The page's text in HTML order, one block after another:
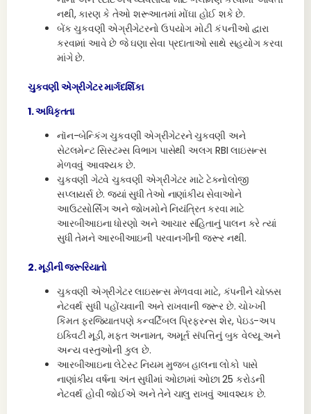
નથી, કારણ કે તેઓ શરૂઆતમાં મોંઘા હોઈ શકે છે.
બેંક ચુકવણી એગ્રીગેટરનો ઉપયોગ મોટી કંપનીઓ દ્વારા
કરવામાં આવે છે જે ઘણા સેવા પ્રદાતાઓ સાથે સહયોગ કરવા
માંગે છે.
ચુકવણી એગ્રીગેટર માર્ગદર્શિકા
1.અધિકૃતતા
નૉન-બેન્કિંગ ચુકવણી એગ્રીગેટરને ચુકવણી અને
સેટલમેન્ટ સિસ્ટમ્સ વિભાગ પાસેથી અલગ RBI લાઇસન્સ
મેળવવું આવશ્યક છે.
ચુકવણી ગેટવે ચુકવણી એગ્રીગેટર માટે ટેક્નોલોજી
સપ્લાયર્સ છે. જ્યાં સુધી તેઓ નાણાંકીય સેવાઓને
આઉટસોર્સિંગ અને જોખમોને નિયંત્રિત કરવા માટે
આરબીઆઇના ધોરણો અને આચાર સંહિતાનું પાલન કરે ત્યાં
સુધી તેમને આરબીઆઇની પરવાનગીની જરૂર નથી.
2. મૂડીની જરૂરિયાતો
ચુકવણી એગ્રીગેટર લાઇસન્સ મેળવવા માટે, કંપનીને ચોક્કસ
નેટવર્થ સુધી પહોંચવાની અને રાખવાની જરૂર છે. ચોખ્ખી
કિંમત ફરજિયાતપણે કન્વર્ટિબલ પ્રિફરન્સ શેર, પેઇડ-અપ
ઇક્વિટી મૂડી, મફત અનામત, અમૂર્ત સંપત્તિનું બુક વેલ્યૂ અને
અન્ય વસ્તુઓની કુલ છે.
આરબીઆઇના લેટેસ્ટ નિયમ મુજબ હાલના લોકો પાસે
નાણાંકીય વર્ષના અંત સુધીમાં ઓછામાં ઓછા 25 કરોડની
નેટવર્થ હોવી જોઈએ અને તેને ચાલુ રાખવું આવશ્યક છે.